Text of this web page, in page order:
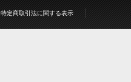
特定商取引法に関する表示